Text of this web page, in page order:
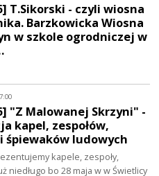
T.Sikorski - czyli wiosna
Barzkowicka Wiosna
w szkole ogrodniczej w
"Z Malowanej Skrzyni" -
kapel, zespołów,
śpiewaków ludowych
kapele, zespoły,
niedługo bo 28 maja w w Świetlicy